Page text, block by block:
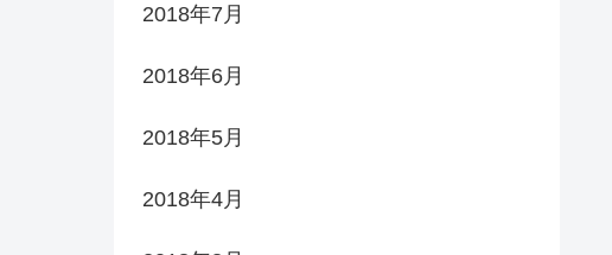
2018年7月
2018年6月
2018年5月
2018年4月